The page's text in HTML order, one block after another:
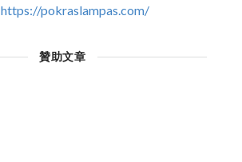
https://pokraslampas.com/
贊助文章